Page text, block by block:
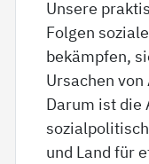
Unsere
Folgen
bekämpfen,
Ursachen
Darum ist die
und Land für